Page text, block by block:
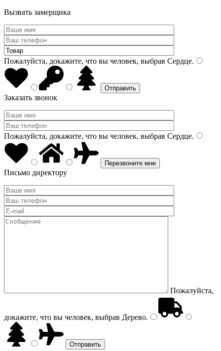
Вызвать замерщика
Пожалуйста, докажите, что вы человек, выбрав Сердце.
Заказать звонок
Пожалуйста, докажите, что вы человек, выбрав Сердце.
Письмо директору
Пожалуйста,
докажите, что вы человек, выбрав Дерево.